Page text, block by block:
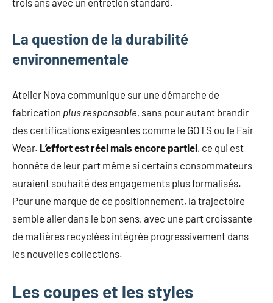
trois ans avec un entretien standard.
La question de la durabilité
environnementale
Atelier Nova communique sur une démarche de
fabrication plus responsable, sans pour autant brandir
des certifications exigeantes comme le GOTS ou le Fair
Wear. L’effort est réel mais encore partiel, ce qui est
honnête de leur part même si certains consommateurs
auraient souhaité des engagements plus formalisés.
Pour une marque de ce positionnement, la trajectoire
semble aller dans le bon sens, avec une part croissante
de matières recyclées intégrée progressivement dans
les nouvelles collections.
Les coupes et les styles